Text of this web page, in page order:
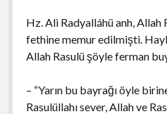
Hz. Ali Radyalláhü anh, Allah
fethine memur edilmişti.
Allah Rasulü şöyle ferman
– “Yarın bu bayrağı öyle
Rasulüllahı sever, Allah ve